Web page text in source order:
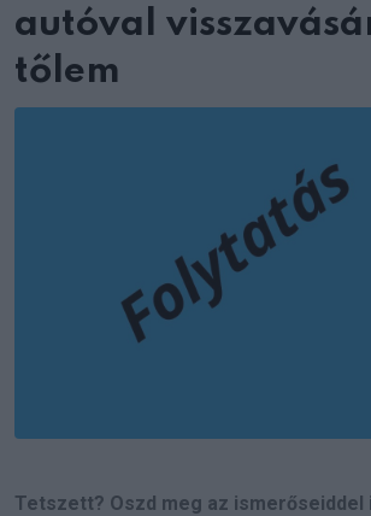
autóval
tőlem
Tetszett? Oszd meg az ismerőseiddel